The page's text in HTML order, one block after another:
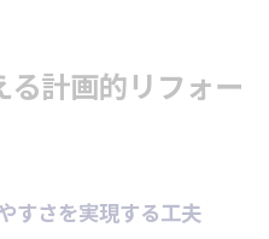
計画的リフォー
すさを実現する工夫